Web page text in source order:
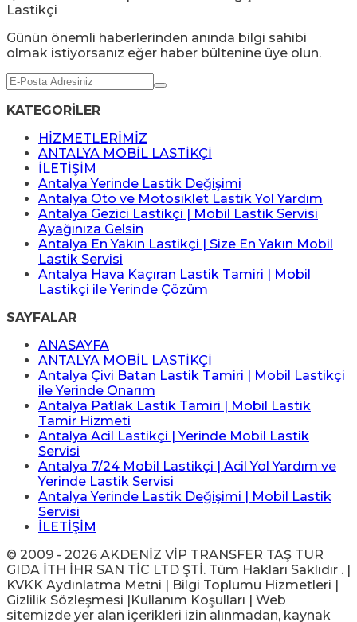
Günün önemli haberlerinden anında bilgi sahibi
olmak istiyorsanız eğer haber bültenine üye olun.
KATEGORİLER
HİZMETLERİMİZ
ANTALYA MOBİL LASTİKÇİ
İLETİŞİM
Antalya Yerinde Lastik Değişimi
Antalya Oto ve Motosiklet Lastik Yol Yardım
Antalya Gezici Lastikçi | Mobil Lastik Servisi
Ayağınıza Gelsin
Antalya En Yakın Lastikçi | Size En Yakın Mobil
Lastik Servisi
Antalya Hava Kaçıran Lastik Tamiri | Mobil
Lastikçi ile Yerinde Çözüm
SAYFALAR
ANASAYFA
ANTALYA MOBİL LASTİKÇİ
Antalya Çivi Batan Lastik Tamiri | Mobil Lastikçi
ile Yerinde Onarım
Antalya Patlak Lastik Tamiri | Mobil Lastik
Tamir Hizmeti
Antalya Acil Lastikçi | Yerinde Mobil Lastik
Servisi
Antalya 7/24 Mobil Lastikçi | Acil Yol Yardım ve
Yerinde Lastik Servisi
Antalya Yerinde Lastik Değişimi | Mobil Lastik
Servisi
İLETİŞİM
© 2009 - 2026 AKDENİZ VİP TRANSFER TAŞ TUR
GIDA İTH İHR SAN TİC LTD ŞTİ. Tüm Hakları Saklıdır . |
KVKK Aydınlatma Metni | Bilgi Toplumu Hizmetleri |
Gizlilik Sözleşmesi |Kullanım Koşulları | Web
sitemizde yer alan içerikleri izin alınmadan, kaynak